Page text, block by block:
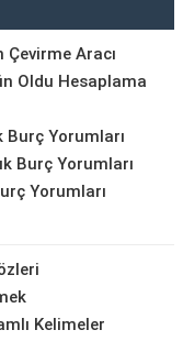
Çevirme Aracı
Oldu Hesaplama
Burç Yorumları
Burç Yorumları
Yorumları
Kelimeler